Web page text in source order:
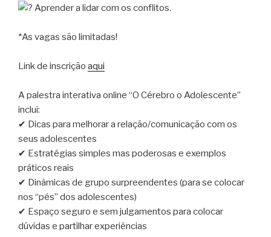
Aprender a lidar com os conflitos.
*As vagas são limitadas!
Link de inscrição aqui
A palestra interativa online “O Cérebro o Adolescente”
inclui:
✔ Dicas para melhorar a relação/comunicação com os
seus adolescentes
✔ Estratégias simples mas poderosas e exemplos
práticos reais
✔ Dinâmicas de grupo surpreendentes (para se colocar
nos “pés” dos adolescentes)
✔ Espaço seguro e sem julgamentos para colocar
dúvidas e partilhar experiências